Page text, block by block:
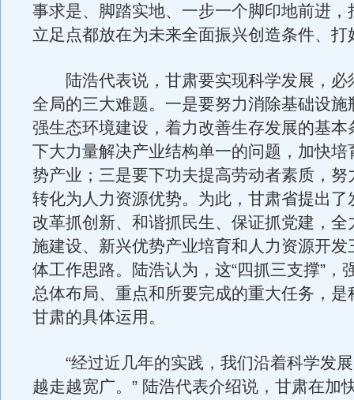
事求是、脚踏实地、一步一个脚印地前进，
立足点都放在为未来全面振兴创造条件、打
陆浩代表说，甘肃要实现科学发展，必
全局的三大难题。一是要努力消除基础设施
强生态环境建设，着力改善生存发展的基本
下大力量解决产业结构单一的问题，加快培
势产业；三是要下功夫提高劳动者素质，努
转化为人力资源优势。为此，甘肃省提出了
改革抓创新、和谐抓民生、保证抓党建，全
施建设、新兴优势产业培育和人力资源开发
体工作思路。陆浩认为，这“四抓三支撑”，
总体布局、重点和所要完成的重大任务，是
甘肃的具体运用。
“经过近几年的实践，我们沿着科学发展
越走越宽广。” 陆浩代表介绍说，甘肃在加